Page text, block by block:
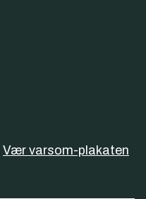
Vær varsom-plakaten